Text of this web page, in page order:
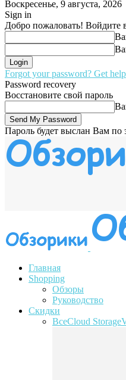
Воскресенье, 9 августа, 2026
Sign in
Добро пожаловать! Войдите
Forgot your password? Get help
Password recovery
Восстановите свой пароль
Пароль будет выслан Вам по
Главная
Shopping
Обзоры
Руководство
Скидки
ВсеCloud Storage